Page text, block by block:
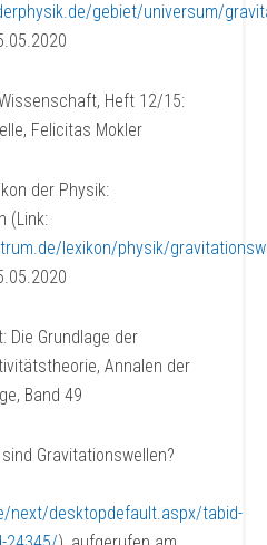
gebiet/universum/
Heft 12/15:
Felicitas Mokler
der Physik:
(Link:
lexikon/physik/
Die Grundlage der
Annalen der
Band 49
sind Gravitationswellen?
next/desktopdefault.aspx/tabid-